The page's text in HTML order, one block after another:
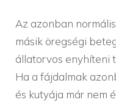
Az azonban
másik öregségi
állatorvos enyhíteni
Ha a fájdalmak
és kutyája már nem